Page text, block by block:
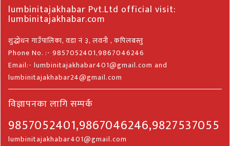
lumbinitajakhabar Pvt.Ltd official visit:
lumbinitajakhabar.com
शुद्धोधन गाउँपालिका, वडा नं ३, लवनी , कपिलबस्तु
Phone No. :- 9857052401,9867046246
Email:- lumbinitajakhabar401@gmail.com and
lumbinitajakhabar24@gmail.com
विज्ञापनका लागि सम्पर्क
9857052401,9867046246,9827537055
lumbinitajakhabar401@gmail.com